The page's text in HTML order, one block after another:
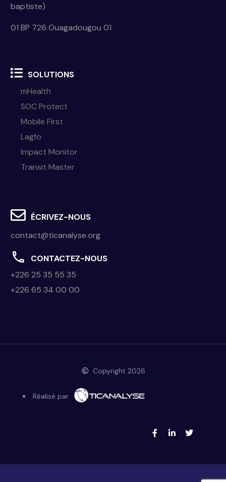
baptiste)
01 BP 726 Ouagadougou 01
SOLUTIONS
mHealth
SOC Protect
Mobile First
Lagfo
Impact Monitor
Transit Master
ÉCRIVEZ-NOUS
contact@ticanalyse.org
CONTACTEZ-NOUS
+226 25 35 55 35
+226 65 34 00 00
Copyright 2026
Réalisé par